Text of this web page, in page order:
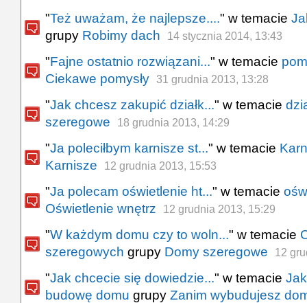
"Też uważam, że najlepsze...." w temacie
grupy Robimy dach 14 stycznia 2014, 13:43
"Fajne ostatnio rozwiązani..." w temacie
Ciekawe pomysły 31 grudnia 2013, 13:28
"Jak chcesz zakupić działk..." w temacie
szeregowe
18 grudnia 2013, 14:29
"Ja poleciłbym karnisze st..." w temacie
Karnisze
12 grudnia 2013, 15:53
"Ja polecam oświetlenie ht..." w temacie
Oświetlenie wnętrz
12 grudnia 2013, 15:29
"W każdym domu czy to woln..." w temacie
szeregowych grupy Domy szeregowe 12
"Jak chcecie się dowiedzie..." w temacie
budowę domu grupy Zanim wybudujesz